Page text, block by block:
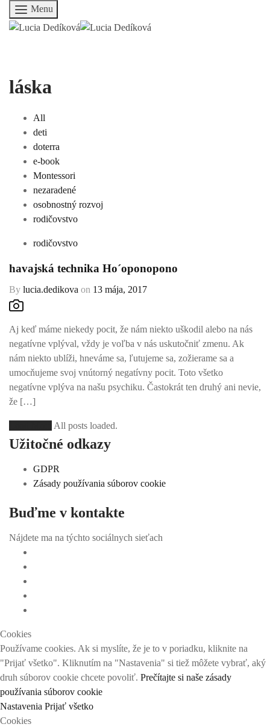
Menu
láska
All
deti
doterra
e-book
Montessori
nezaradené
osobnostný rozvoj
rodičovstvo
rodičovstvo
havajská technika Ho´oponopono
By lucia.dedikova on 13 mája, 2017
Aj keď máme niekedy pocit, že nám niekto uškodil alebo na nás
negatívne vplýval, vždy je voľba v nás uskutočniť zmenu. Ak
nám niekto ublíži, hneváme sa, ľutujeme sa, zožierame sa a
umocňujeme svoj vnútorný negatívny pocit. Toto všetko
negatívne vplýva na našu psychiku. Častokrát ten druhý ani nevie,
že […]
All posts loaded.
Užitočné odkazy
GDPR
Zásady používania súborov cookie
Buďme v kontakte
Nájdete ma na týchto sociálnych sieťach
Cookies
Používame cookies. Ak si myslíte, že je to v poriadku, kliknite na
"Prijať všetko". Kliknutím na "Nastavenia" si tiež môžete vybrať, aký
druh súborov cookie chcete povoliť. Prečítajte si naše zásady
používania súborov cookie
Nastavenia Prijať všetko
Cookies